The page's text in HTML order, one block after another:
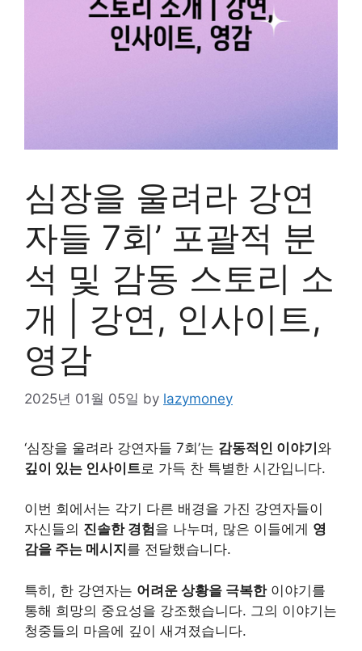
심장을 울려라 강연
자들 7회’ 포괄적 분
석 및 감동 스토리 소
개 | 강연, 인사이트,
영감
2025년 01월 05일 by lazymoney
‘심장을 울려라 강연자들 7회’는 감동적인 이야기와
깊이 있는 인사이트로 가득 찬 특별한 시간입니다.
이번 회에서는 각기 다른 배경을 가진 강연자들이
자신들의 진솔한 경험을 나누며, 많은 이들에게 영
감을 주는 메시지 를 전달했습니다.
특히, 한 강연자는 어려운 상황을 극복한이야기를
통해 희망의 중요성을 강조했습니다. 그의 이야기는
청중들의 마음에 깊이 새겨졌습니다.